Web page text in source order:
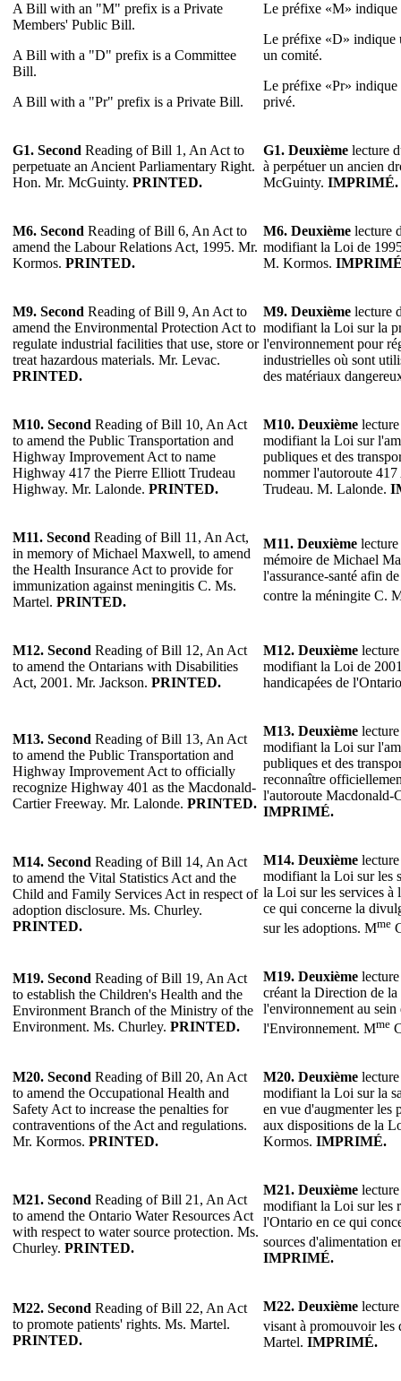
A Bill with an "M" prefix is a Private
Members' Public Bill.
A Bill with a "D" prefix is a Committee
Bill.
A Bill with a "Pr" prefix is a Private Bill.
Le préfixe «M» indique
Le préfixe «D» indique
un comité.
Le préfixe «Pr»
privé.
G1. Second Reading of Bill 1, An Act to
perpetuate an Ancient Parliamentary Right.
Hon. Mr. McGuinty. PRINTED.
G1. Deuxième lecture
à perpétuer un ancien
McGuinty. IMPRIMÉ.
M6. Second Reading of Bill 6, An Act to
amend the Labour Relations Act, 1995. Mr.
Kormos. PRINTED.
M6. Deuxième lecture
modifiant la Loi de
M. Kormos.
M9. Second Reading of Bill 9, An Act to
amend the Environmental Protection Act to
regulate industrial facilities that use, store or
treat hazardous materials. Mr. Levac.
PRINTED.
M9. Deuxième lecture
modifiant la Loi sur la
l'environnement pour
industrielles où sont
des matériaux
M10. Second Reading of Bill 10, An Act
to amend the Public Transportation and
Highway Improvement Act to name
Highway 417 the Pierre Elliott Trudeau
Highway. Mr. Lalonde. PRINTED.
M10. Deuxième
modifiant la Loi sur
publiques et des
nommer l'autoroute
Trudeau. M. Lalonde.
M11. Second Reading of Bill 11, An Act,
in memory of Michael Maxwell, to amend
the Health Insurance Act to provide for
immunization against meningitis C. Ms.
Martel. PRINTED.
M11. Deuxième
mémoire de Michael
l'assurance-santé afin
contre la méningite C.
M12. Second Reading of Bill 12, An Act
to amend the Ontarians with Disabilities
Act, 2001. Mr. Jackson. PRINTED.
M12. Deuxième
modifiant la Loi de
handicapées de
M13. Second Reading of Bill 13, An Act
to amend the Public Transportation and
Highway Improvement Act to officially
recognize Highway 401 as the Macdonald-
Cartier Freeway. Mr. Lalonde. PRINTED.
M13. Deuxième
modifiant la Loi sur
publiques et des
reconnaître
l'autoroute Macdonald-
IMPRIMÉ.
M14. Second Reading of Bill 14, An Act
to amend the Vital Statistics Act and the
Child and Family Services Act in respect of
adoption disclosure. Ms. Churley.
PRINTED.
M14. Deuxième
modifiant la Loi sur les
la Loi sur les services à
ce qui concerne la
sur les adoptions. Mme
M19. Second Reading of Bill 19, An Act
to establish the Children's Health and the
Environment Branch of the Ministry of the
Environment. Ms. Churley. PRINTED.
M19. Deuxième
créant la Direction de la
l'environnement au sein
l'Environnement. Mme
M20. Second Reading of Bill 20, An Act
to amend the Occupational Health and
Safety Act to increase the penalties for
contraventions of the Act and regulations.
Mr. Kormos. PRINTED.
M20. Deuxième
modifiant la Loi sur la
en vue d'augmenter les
aux dispositions de la
Kormos. IMPRIMÉ.
M21. Second Reading of Bill 21, An Act
to amend the Ontario Water Resources Act
with respect to water source protection. Ms.
Churley. PRINTED.
M21. Deuxième
modifiant la Loi sur les
l'Ontario en ce qui
sources d'alimentation
IMPRIMÉ.
M22. Second Reading of Bill 22, An Act
to promote patients' rights. Ms. Martel.
PRINTED.
M22. Deuxième
visant à promouvoir les
Martel. IMPRIMÉ.